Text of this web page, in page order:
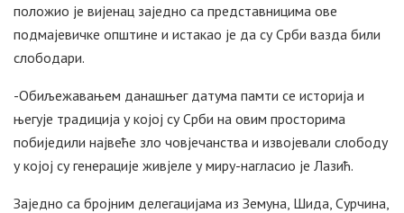
положио је вијенац заједно са представницима ове
подмајевичке општине и истакао је да су Срби вазда били
слободари.
-Обиљежавањем данашњег датума памти се историја и
његује традиција у којој су Срби на овим просторима
побиједили највеће зло човјечанства и извојевали слободу
у којој су генерације живјеле у миру-нагласио је Лазић.
Заједно са бројним делегацијама из Земуна, Шида, Сурчина,